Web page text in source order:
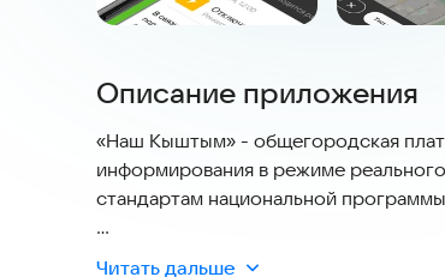
Описание приложения
«Наш Кыштым» - общегородская
информирования в режиме
стандартам национальной
Жителям доступны шесть основных
Читать дальше